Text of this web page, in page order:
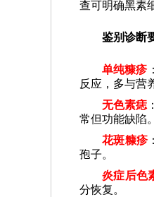
查可明确黑素
鉴别诊断
单纯糠疹
反应，多与营
无色素痣
常但功能缺陷。
花斑糠疹
孢子。
炎症后色
分恢复。